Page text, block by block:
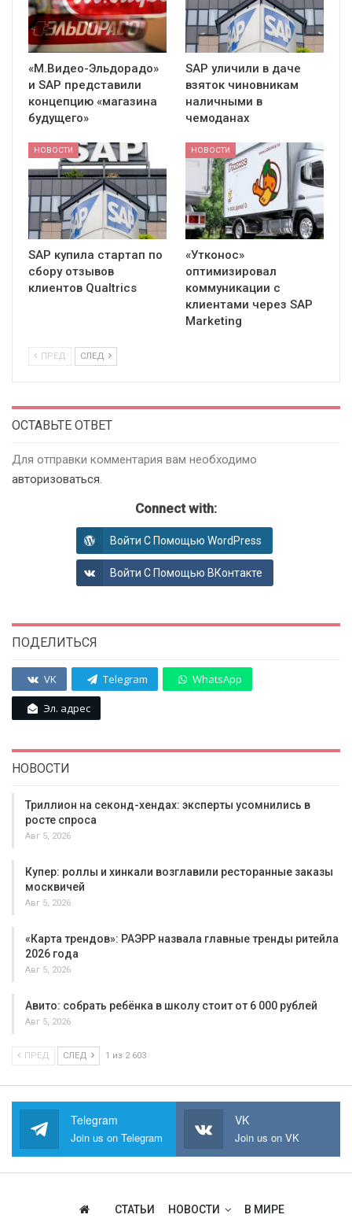
«М.Видео-Эльдорадо»
и SAP представили
концепцию «магазина
будущего»
SAP уличили в даче
взяток чиновникам
наличными в
чемоданах
НОВОСТИ
SAP купила стартап по
сбору отзывов
клиентов Qualtrics
НОВОСТИ
«Утконос»
оптимизировал
коммуникации с
клиентами через SAP
Marketing
ПРЕД СЛЕД
ОСТАВЬТЕ ОТВЕТ
Для отправки комментария вам необходимо
авторизоваться.
Connect with:
Войти С Помощью WordPress
Войти С Помощью ВКонтакте
ПОДЕЛИТЬСЯ
VK Telegram WhatsApp
Эл. адрес
НОВОСТИ
Триллион на секонд-хендах: эксперты усомнились в
росте спроса
Авг 5, 2026
Купер: роллы и хинкали возглавили ресторанные заказы
москвичей
Авг 5, 2026
«Карта трендов»: РАЭРР назвала главные тренды ритейла
2026 года
Авг 5, 2026
Авито: собрать ребёнка в школу стоит от 6 000 рублей
Авг 5, 2026
ПРЕД СЛЕД 1 из 2 603
Telegram
Join us on Telegram
VK
Join us on VK
СТАТЬИ НОВОСТИ В МИРЕ